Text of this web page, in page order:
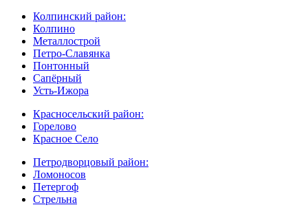
Колпинский район:
Колпино
Металлострой
Петро-Славянка
Понтонный
Сапёрный
Усть-Ижора
Красносельский район:
Горелово
Красное Село
Петродворцовый район:
Ломоносов
Петергоф
Стрельна